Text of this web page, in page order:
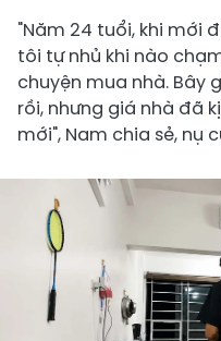
"Năm 24 tuổi, khi mới
tôi tự nhủ khi nào
chuyện mua nhà.
rồi, nhưng giá nhà đã
mới", Nam chia sẻ, nụ